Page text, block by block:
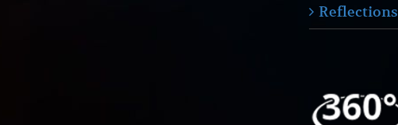
Reflections